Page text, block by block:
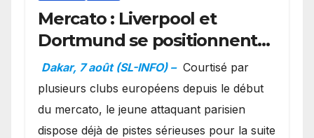
Mercato : Liverpool et
Dortmund se positionnent
en favoris pour recruter
Ibrahim Mbaye
Dakar, 7 août (SL-INFO) – Courtisé par
plusieurs clubs européens depuis le début
du mercato, le jeune attaquant parisien
dispose déjà de pistes sérieuses pour la suite